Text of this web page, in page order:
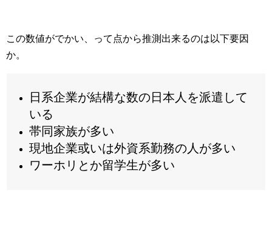
この数値がでかい、って点から推測出来るのは以下要因
か。
日系企業が結構な数の日本人を派遣して
いる
帯同家族が多い
現地企業或いは外資系勤務の人が多い
ワーホリとか留学生が多い